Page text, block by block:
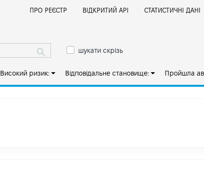
ПРО РЕЄСТР ВІДКРИТИЙ АРІ СТАТИСТИЧНІ ДАНІ
шукати скрізь
Високий ризик: Відповідальне становище: Пройшла